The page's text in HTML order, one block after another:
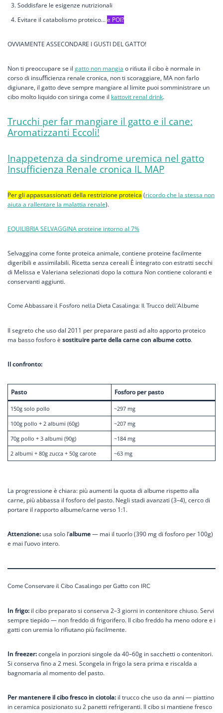
Soddisfare le esigenze nutrizionali
Evitare il catabolismo proteico…e POI?
OVVIAMENTE ASSECONDARE I GUSTI DEL GATTO!
Non ti preoccupare se il gatto non mangia o riﬁuta il cibo è normale in
corso di insuﬃcienza renale cronica, non ti scoraggiare, MA non farlo
digiunare, il gatto deve sempre mangiare al limite puoi somministrare un
cibo molto liquido con siringa come il kattovit renal drink.
Trucchi per far mangiare il gatto e il cane:
Aromatizzanti Eccoli!
Inappetenza da sindrome uremica nel gatto
Insufficienza Renale cronica IL MAP
Per gli appassassionati della restrizione proteica (ricordo che la stessa non
aiuta a rallentare la malattia renale).
EQUILIBRIA SELVAGGINA proteine intorno al 7%
Selvaggina come fonte proteica animale, contiene proteine facilmente
digeribili e assimilabili. Ricetta senza cereali È integrato con estratti secchi
di Melissa e Valeriana selezionati dopo la cottura Non contiene coloranti e
conservanti aggiunti.
Come Abbassare il Fosforo nella Dieta Casalinga: Il Trucco dell’Albume
Il segreto che uso dal 2011 per preparare pasti ad alto apporto proteico
ma basso fosforo è sostituire parte della carne con albume cotto.
Il confronto:
Pasto Fosforo per pasto
150g solo pollo
~297 mg
100g pollo + 2 albumi (60g)
~207 mg
70g pollo + 3 albumi (90g)
~184 mg
2 albumi + 80g zucca + 50g carote
~63 mg
La progressione è chiara: più aumenti la quota di albume rispetto alla
carne, più abbassa il fosforo del pasto. Negli stadi avanzati (3–4), cerco di
portare il rapporto albume/carne verso 1:1.
Attenzione: usa solo l’albume— mai il tuorlo (390 mg di fosforo per 100g)
e mai l’uovo intero.
Come Conservare il Cibo Casalingo per Gatto con IRC
In frigo: il cibo preparato si conserva 2–3 giorni in contenitore chiuso. Servi
sempre tiepido — non freddo di frigorifero. Il cibo freddo ha meno odore e i
gatti con uremia lo rifiutano più facilmente.
In freezer:congela in porzioni singole da 40–60g in sacchetti o contenitori.
Si conserva fino a 2 mesi. Scongela in frigo la sera prima e riscalda a
bagnomaria al momento del pasto.
Per mantenere il cibo fresco in ciotola: il trucco che uso da anni — piattino
in ceramica posizionato su 2 panetti refrigeranti. Il cibo si mantiene fresco